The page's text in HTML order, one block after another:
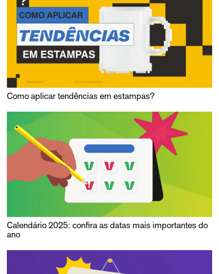
Como aplicar tendências em estampas?
Calendário 2025: confira as datas mais importantes do
ano